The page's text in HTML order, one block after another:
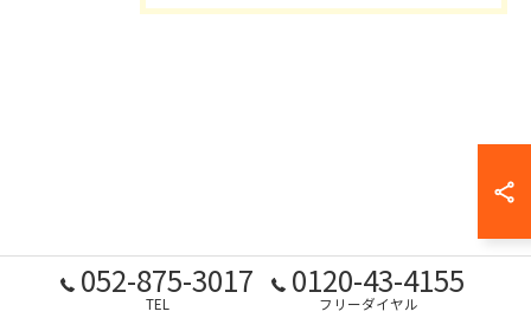
052-875-3017
TEL
0120-43-4155
フリーダイヤル